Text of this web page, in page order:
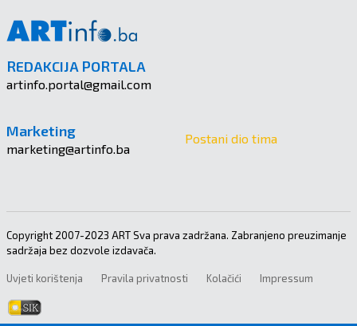
REDAKCIJA PORTALA
artinfo.portal@gmail.com
Marketing
marketing@artinfo.ba
Postani dio tima
Copyright 2007-2023 ART Sva prava zadržana. Zabranjeno preuzimanje
sadržaja bez dozvole izdavača.
Uvjeti korištenja Pravila privatnosti Kolačići Impressum